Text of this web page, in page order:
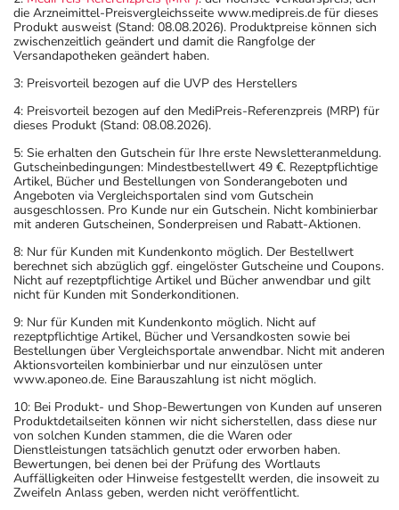
die Arzneimittel-Preisvergleichsseite www.medipreis.de für dieses
Produkt ausweist (Stand: 08.08.2026). Produktpreise können sich
zwischenzeitlich geändert und damit die Rangfolge der
Versandapotheken geändert haben.
3: Preisvorteil bezogen auf die UVP des Herstellers
4: Preisvorteil bezogen auf den MediPreis-Referenzpreis (MRP) für
dieses Produkt (Stand: 08.08.2026).
5: Sie erhalten den Gutschein für Ihre erste Newsletteranmeldung.
Gutscheinbedingungen: Mindestbestellwert 49 €. Rezeptpflichtige
Artikel, Bücher und Bestellungen von Sonderangeboten und
Angeboten via Vergleichsportalen sind vom Gutschein
ausgeschlossen. Pro Kunde nur ein Gutschein. Nicht kombinierbar
mit anderen Gutscheinen, Sonderpreisen und Rabatt-Aktionen.
8: Nur für Kunden mit Kundenkonto möglich. Der Bestellwert
berechnet sich abzüglich ggf. eingelöster Gutscheine und Coupons.
Nicht auf rezeptpflichtige Artikel und Bücher anwendbar und gilt
nicht für Kunden mit Sonderkonditionen.
9: Nur für Kunden mit Kundenkonto möglich. Nicht auf
rezeptpflichtige Artikel, Bücher und Versandkosten sowie bei
Bestellungen über Vergleichsportale anwendbar. Nicht mit anderen
Aktionsvorteilen kombinierbar und nur einzulösen unter
www.aponeo.de. Eine Barauszahlung ist nicht möglich.
10: Bei Produkt- und Shop-Bewertungen von Kunden auf unseren
Produktdetailseiten können wir nicht sicherstellen, dass diese nur
von solchen Kunden stammen, die die Waren oder
Dienstleistungen tatsächlich genutzt oder erworben haben.
Bewertungen, bei denen bei der Prüfung des Wortlauts
Auffälligkeiten oder Hinweise festgestellt werden, die insoweit zu
Zweifeln Anlass geben, werden nicht veröffentlicht.